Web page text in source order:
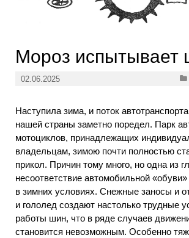
Мороз испытывает
02.06.2025
Наступила зима, и поток
нашей страны заметно поредел. Парк
мотоциклов, принадлежащих
владельцам, зимою почти полностью
прикол. Причин тому много, но одна из
несоответствие автомобильной
в зимних условиях. Снежные заносы и
и гололед создают настолько трудные
работы шин, что в ряде случаев
становится невозможным. Особенно